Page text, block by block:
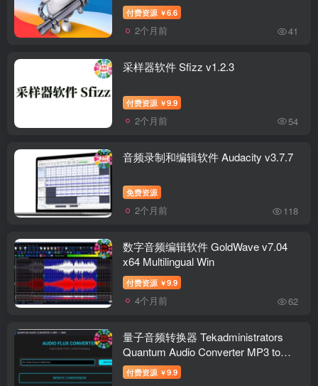
付费资源 ￥6.6
2个月前 41
采样器软件 Sfizz v1.2.3
付费资源 ￥9.9
2个月前 54
音频录制和编辑软件 Audacity v3.7.7
免费资源
2个月前 118
数字音频编辑软件 GoldWave v7.04
x64 Multilingual Win
付费资源 ￥9.9
4个月前 62
量子音频转换器 Tekadministrators
Quantum Audio Converter MP3 to
WAV v1.0 Win
付费资源 ￥9.9